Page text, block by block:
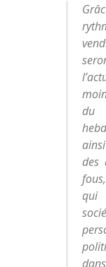
du
des
qui